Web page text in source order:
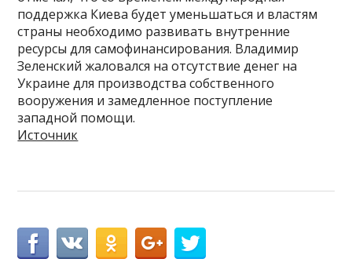
поддержка Киева будет уменьшаться и властям
страны необходимо развивать внутренние
ресурсы для самофинансирования. Владимир
Зеленский жаловался на отсутствие денег на
Украине для производства собственного
вооружения и замедленное поступление
западной помощи.
Источник